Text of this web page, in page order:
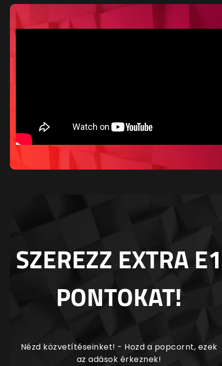
SZEREZZ EXTRA E1
PONTOKAT!
Nézd közvetítéseinket! - Hozd a popcornt, ezek
az adások érkeznek!